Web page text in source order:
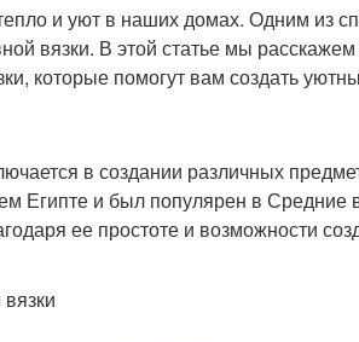
и уют в наших домах. Одним из
вязки. В этой статье мы
которые помогут вам создать
в создании различных
Египте и был популярен в Средние
ее простоте и возможности